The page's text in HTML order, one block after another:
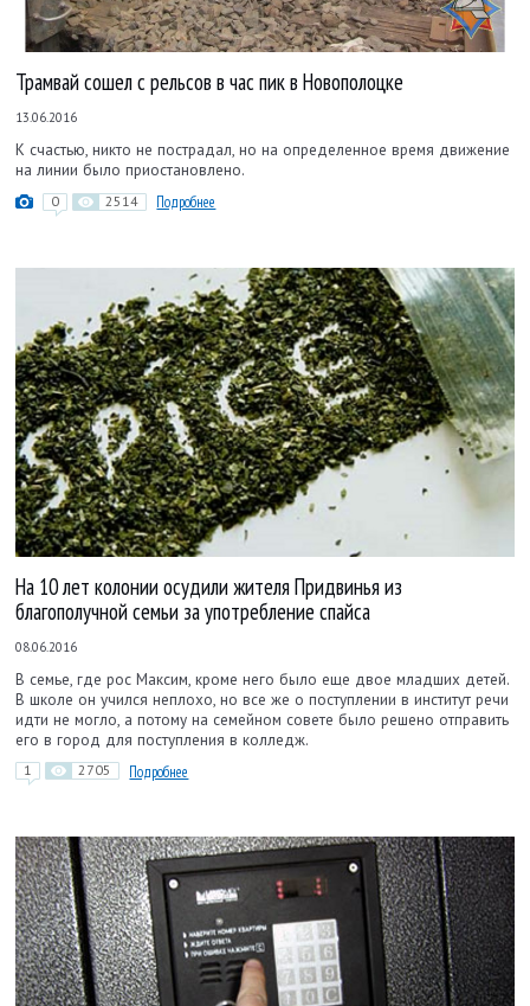
Трамвай сошел с рельсов в час пик в Новополоцке
13.06.2016
К счастью, никто не пострадал, но на определенное время движение
на линии было приостановлено.
0 2514 Подробнее
На 10 лет колонии осудили жителя Придвинья из
благополучной семьи за употребление спайса
08.06.2016
В семье, где рос Максим, кроме него было еще двое младших детей.
В школе он учился неплохо, но все же о поступлении в институт речи
идти не могло, а потому на семейном совете было решено отправить
его в город для поступления в колледж.
1 2705 Подробнее